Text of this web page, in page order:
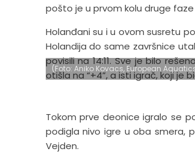
pošto je u prvom kolu druge faze
Holanđani su i u ovom susretu
Holandija do same završnice
povisili na 14:11. Sve je bilo
otišla na “+4”, a isti igrač, koji je
(Foto: Aniko Kovacs, European
Tokom prve deonice igralo se
podigla nivo igre u oba smera,
Vejden.